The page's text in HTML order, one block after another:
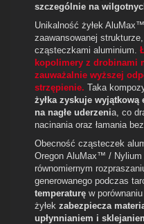
szczególnie na
Unikalność żyłek
zaawansowanej
cząsteczkami aluminium.
kopolimery z drobinami
zauważalnie wyższej
strzępienie. Taka
żyłka zyskuje
na nagłe uderzenia, co
nacinania oraz łamania
Obecność cząsteczek
Oregon AluMax™ / Nylium
równomiernym
generowanego podczas
temperaturę w
żyłek zabezpiecza
upłynnianiem i